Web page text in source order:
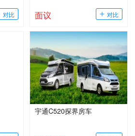
面议
宇通C520探界房车